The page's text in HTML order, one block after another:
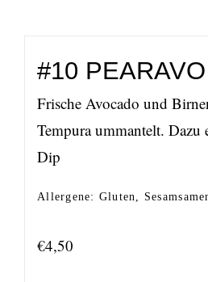
#10 PEARAVO
Frische Avocado und
Tempura ummantelt.
Dip
Allergene: Gluten,
€4,50